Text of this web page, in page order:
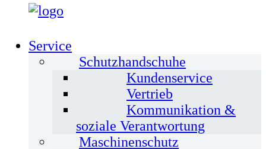
Service
Schutzhandschuhe
Kundenservice
Vertrieb
Kommunikation &
soziale Verantwortung
Maschinenschutz